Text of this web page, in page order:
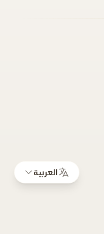
العربية